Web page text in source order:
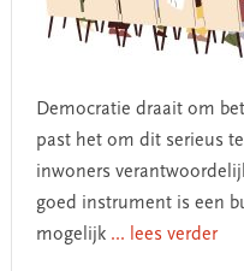
Democratie draait om
past het om dit serieus
inwoners
goed instrument is een
mogelijk ... lees verder